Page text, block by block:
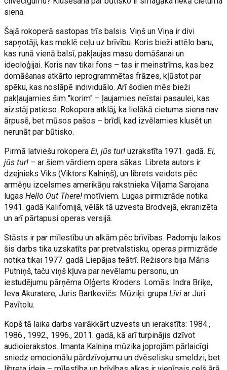
siena.
Šajā rokoperā sastopas trīs balsis. Viņš un Viņa ir divi
sapņotāji, kas meklē ceļu uz brīvību. Koris bieži attēlo baru,
kas runā vienā balsī, pakļaujas masu domāšanai un
ideoloģijai. Koris nav tikai fons – tas ir meinstrīms, kas bez
domāšanas atkārto ieprogrammētas frāzes, kļūstot par
spēku, kas noslāpē individuālo. Arī šodien mēs bieži
pakļaujamies šim "korim" – ļaujamies neīstai pasaulei, kas
aizstāj patieso. Rokopera atklāj, ka lielākā cietuma siena nav
ārpusē, bet mūsos pašos – brīdī, kad izvēlamies klusēt un
nerunāt par būtisko.
Pirmā latviešu rokoperaEi, jūs tur!uzrakstīta 1971. gadā. Ei,
jūs tur! – ar šiem vārdiem opera sākas. Libreta autors ir
dzejnieks Viks (Viktors Kalniņš), un librets veidots pēc
armēņu izcelsmes amerikāņu rakstnieka Viljama Sarojana
lugasHello Out There! motīviem. Lugas pirmizrāde notika
1941. gadā Kalifornijā, vēlāk tā uzvesta Brodvejā, ekranizēta
un arī pārtapusi operas versijā.
Stāsts ir par mīlestību un alkām pēc brīvības. Padomju laikos
šis darbs tika uzskatīts par pretvalstisku, operas pirmizrāde
notika tikai 1977. gadā Liepājas teātrī. Režisors bija Māris
Putniņš, taču viņš kļuva par nevēlamu personu, un
iestudējumu pārņēma Oļģerts Kroders. Lomās: Indra Briķe,
Ieva Akuratere, Juris Bartkevičs. Mūziķi: grupa Līvi ar Juri
Pavītolu.
Kopš tā laika darbs vairākkārt uzvests un ierakstīts: 1984.,
1986., 1992., 1996., 2011. gadā, kā arī turpinājis dzīvot
audioierakstos. Imanta Kalniņa mūzika joprojām pārlaicīgi
sniedz emocionālu pārdzīvojumu un dvēselisku smeldzi, bet